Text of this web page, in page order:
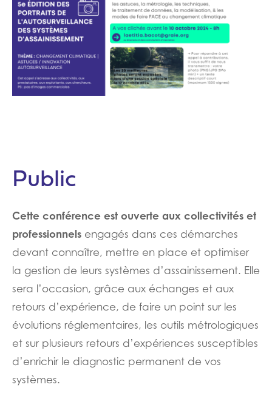
Public
Cette conférence est ouverte aux collectivités et
professionnels engagés dans ces démarches
devant connaître, mettre en place et optimiser
la gestion de leurs systèmes d’assainissement. Elle
sera l’occasion, grâce aux échanges et aux
retours d’expérience, de faire un point sur les
évolutions réglementaires, les outils métrologiques
et sur plusieurs retours d’expériences susceptibles
d’enrichir le diagnostic permanent de vos
systèmes.